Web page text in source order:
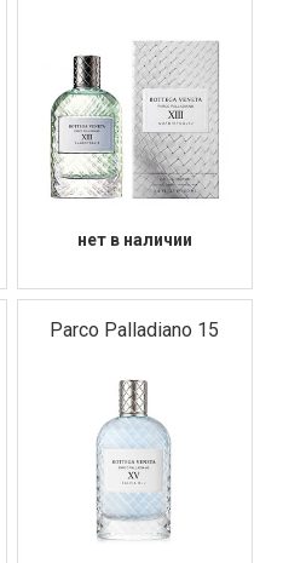
нет в наличии
Parco Palladiano 15